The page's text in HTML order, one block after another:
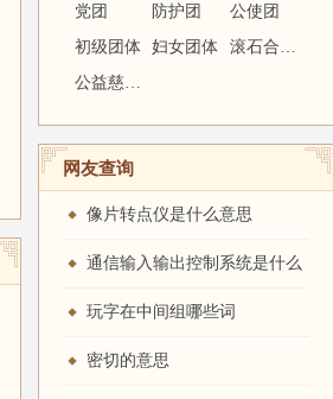
党团 防护团
公使团
初级团体
妇女团体
滚石合唱团
公益慈善团体
网友查询
像片转点仪是什么意思
通信输入输出控制系统是什么
意思
玩字在中间组哪些词
密切的意思